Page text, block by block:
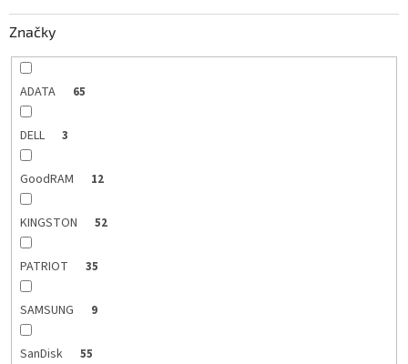
k
t
o
Značky
ADATA 65
DELL 3
GoodRAM 12
KINGSTON 52
PATRIOT 35
SAMSUNG 9
SanDisk 55